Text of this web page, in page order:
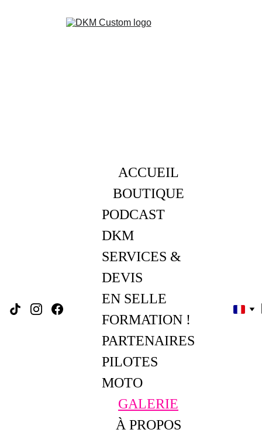
ACCUEIL
BOUTIQUE
PODCAST
DKM
SERVICES &
DEVIS
EN SELLE
FORMATION !
PARTENAIRES
PILOTES
MOTO
GALERIE
À PROPOS